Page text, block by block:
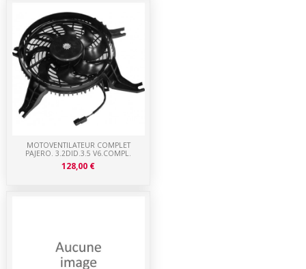
MOTOVENTILATEUR COMPLET
PAJERO. 3.2DID.3.5 V6.COMPL.
128,00 €